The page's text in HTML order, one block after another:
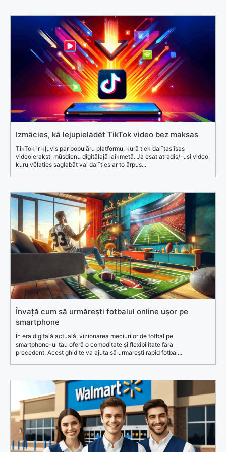
Izmācies, kā lejupielādēt TikTok video bez maksas
TikTok ir kļuvis par populāru platformu, kurā tiek dalītas īsas
videoieraksti mūsdienu digitālajā laikmetā. Ja esat atradis/-usi video,
kuru vēlaties saglabāt vai dalīties ar to ārpus...
Învață cum să urmărești fotbalul online ușor pe
smartphone
În era digitală actuală, vizionarea meciurilor de fotbal pe
smartphone-ul tău oferă o comoditate și flexibilitate fără
precedent. Acest ghid te va ajuta să urmărești rapid fotbal...